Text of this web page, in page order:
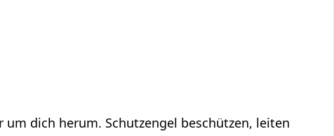
dich herum. Schutzengel beschützen, leiten